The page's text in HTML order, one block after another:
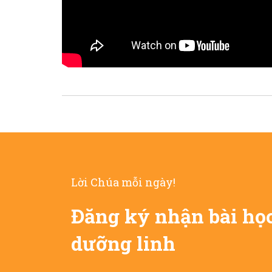
Lời Chúa mỗi ngày!
Đăng ký nhận bài
dưỡng linh